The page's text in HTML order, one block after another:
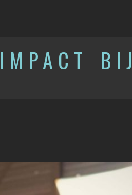
IMPACT BIJ